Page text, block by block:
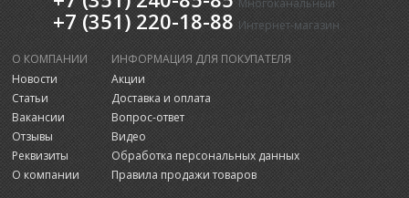
Многоканальный
+7 (351) 220-18-88 Интернет-магазин
О КОМПАНИИ
Новости
Статьи
Вакансии
Отзывы
Реквизиты
О компании
ИНФОРМАЦИЯ ДЛЯ ПОКУПАТЕЛЯ
Акции
Доставка и оплата
Вопрос-ответ
Видео
Обработка персональных данных
Правила продажи товаров